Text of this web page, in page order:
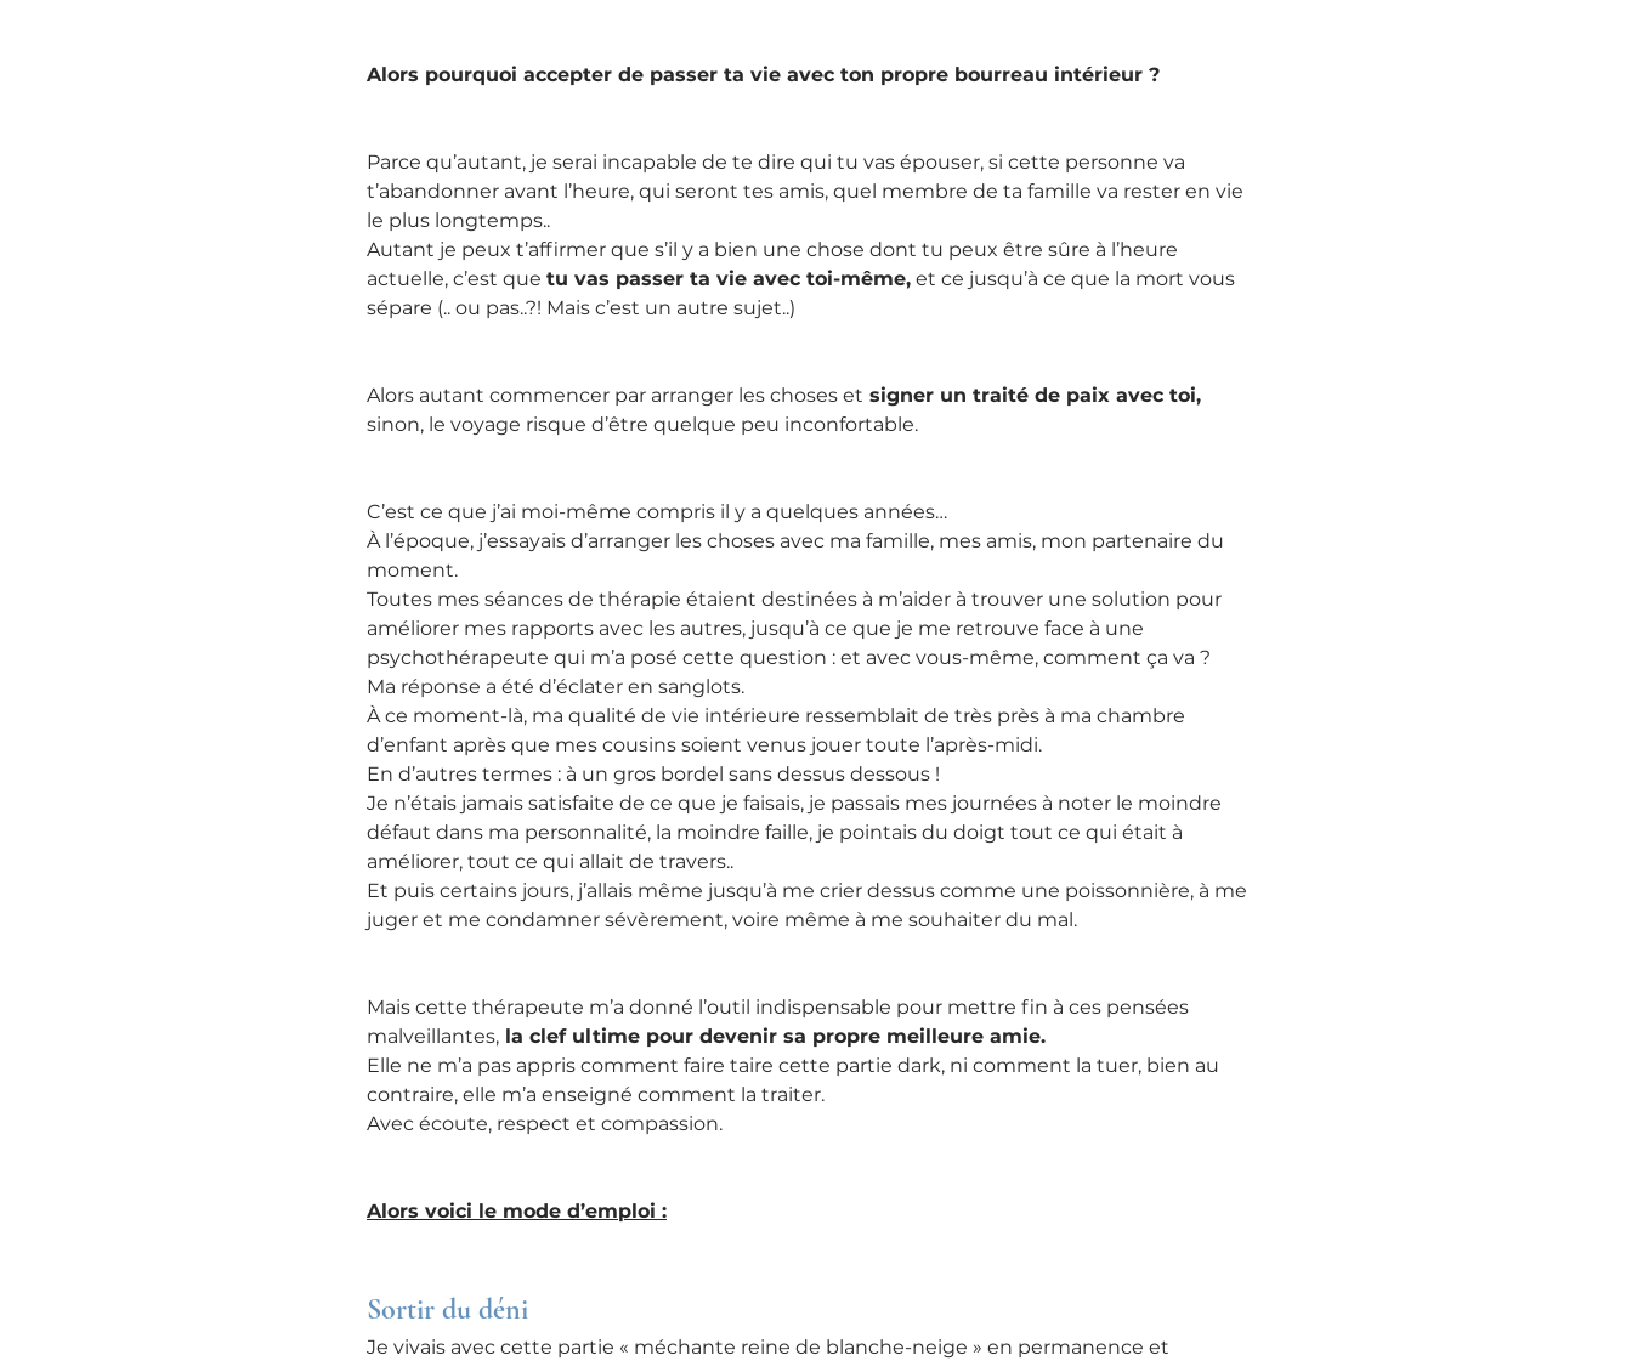
Alors pourquoi accepter de passer ta vie avec ton propre bourreau intérieur ?
Parce qu’autant, je serai incapable de te dire qui tu vas épouser, si cette personne va
t’abandonner avant l’heure, qui seront tes amis, quel membre de ta famille va rester en vie
le plus longtemps..
Autant je peux t’affirmer que s’il y a bien une chose dont tu peux être sûre à l’heure
actuelle, c’est que tu vas passer ta vie avec toi-même, et ce jusqu’à ce que la mort vous
sépare (.. ou pas..?! Mais c’est un autre sujet..)
Alors autant commencer par arranger les choses et signer un traité de paix avec toi,
sinon, le voyage risque d’être quelque peu inconfortable.
C’est ce que j’ai moi-même compris il y a quelques années…
À l’époque, j’essayais d’arranger les choses avec ma famille, mes amis, mon partenaire du
moment.
Toutes mes séances de thérapie étaient destinées à m’aider à trouver une solution pour
améliorer mes rapports avec les autres, jusqu’à ce que je me retrouve face à une
psychothérapeute qui m’a posé cette question : et avec vous-même, comment ça va ?
Ma réponse a été d’éclater en sanglots.
À ce moment-là, ma qualité de vie intérieure ressemblait de très près à ma chambre
d’enfant après que mes cousins soient venus jouer toute l’après-midi.
En d’autres termes : à un gros bordel sans dessus dessous !
Je n’étais jamais satisfaite de ce que je faisais, je passais mes journées à noter le moindre
défaut dans ma personnalité, la moindre faille, je pointais du doigt tout ce qui était à
améliorer, tout ce qui allait de travers..
Et puis certains jours, j’allais même jusqu’à me crier dessus comme une poissonnière, à me
juger et me condamner sévèrement, voire même à me souhaiter du mal.
Mais cette thérapeute m’a donné l’outil indispensable pour mettre fin à ces pensées
malveillantes, la clef ultime pour devenir sa propre meilleure amie.
Elle ne m’a pas appris comment faire taire cette partie dark, ni comment la tuer, bien au
contraire, elle m’a enseigné comment la traiter.
Avec écoute, respect et compassion.
Alors voici le mode d’emploi :
Sortir du déni
Je vivais avec cette partie « méchante reine de blanche-neige » en permanence et